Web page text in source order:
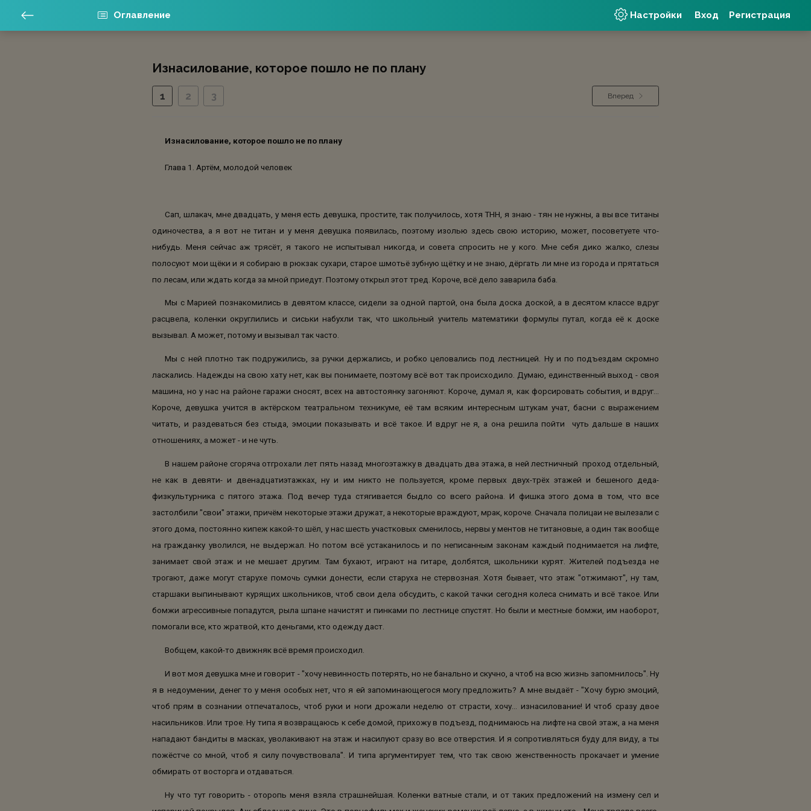
Изнасилование, которое пошло не по плану
1 2 3 Вперед
Изнасилование, которое пошло не по плану
Глава 1. Артём, молодой человек
Сап, шлакач, мне двадцать, у меня есть девушка, простите, так получилось, хотя ТНН, я знаю - тян не нужны, а вы все титаны
одиночества, а я вот не титан и у меня девушка появилась, поэтому изолью здесь свою историю, может, посоветуете что-
нибудь. Меня сейчас аж трясёт, я такого не испытывал никогда, и совета спросить не у кого. Мне себя дико жалко, слезы
полосуют мои щёки и я собираю в рюкзак сухари, старое шмотьё зубную щётку и не знаю, дёргать ли мне из города и прятаться
по лесам, или ждать когда за мной приедут. Поэтому открыл этот тред. Короче, всё дело заварила баба.
Мы с Марией познакомились в девятом классе, сидели за одной партой, она была доска доской, а в десятом классе вдруг
расцвела, коленки округлились и сиськи набухли так, что школьный учитель математики формулы путал, когда её к доске
вызывал. А может, потому и вызывал так часто.
Мы с ней плотно так подружились, за ручки держались, и робко целовались под лестницей. Ну и по подъездам скромно
ласкались. Надежды на свою хату нет, как вы понимаете, поэтому всё вот так происходило. Думаю, единственный выход - своя
машина, но у нас на районе гаражи сносят, всех на автостоянку загоняют. Короче, думал я, как форсировать события, и вдруг...
Короче, девушка учится в актёрском театральном техникуме, её там всяким интересным штукам учат, басни с выражением
читать, и раздеваться без стыда, эмоции показывать и всё такое. И вдруг не я, а она решила пойти
чуть дальше в наших
отношениях, а может - и не чуть.
В нашем районе сгоряча отгрохали лет пять назад многоэтажку в двадцать два этажа, в ней лестничный проход отдельный,
не как в девяти- и двенадцатиэтажках, ну и им никто не пользуется, кроме первых двух-трёх этажей и бешеного деда-
физкультурника с пятого этажа. Под вечер туда стягивается быдло со всего района. И фишка этого дома в том, что все
застолбили "свои" этажи, причём некоторые этажи дружат, а некоторые враждуют, мрак, короче. Сначала полицаи не вылезали с
этого дома, постоянно кипеж какой-то шёл, у нас шесть участковых сменилось, нервы у ментов не титановые, а один так вообще
на гражданку уволился, не выдержал. Но потом всё устаканилось и по неписанным законам каждый поднимается на лифте,
занимает свой этаж и не мешает другим. Там бухают, играют на гитаре, долбятся, школьники курят. Жителей подъезда не
трогают, даже могут старухе помочь сумки донести, если старуха не стервозная. Хотя бывает, что этаж "отжимают", ну там,
старшаки выпинывают курящих школьников, чтоб свои дела обсудить, с какой тачки сегодня колеса снимать и всё такое. Или
бомжи агрессивные попадутся, рыла шпане начистят и пинками по лестнице спустят. Но были и местные бомжи, им наоборот,
помогали все, кто жратвой, кто деньгами, кто одежду даст.
Вобщем, какой-то движняк всё время происходил.
И вот моя девушка мне и говорит - "хочу невинность потерять, но не банально и скучно, а чтоб на всю жизнь запомнилось". Ну
я в недоумении, денег то у меня особых нет, что я ей запоминающегося могу предложить? А мне выдаёт - "Хочу бурю эмоций,
чтоб прям в сознании отпечаталось, чтоб руки и ноги дрожали неделю от страсти, хочу... изнасилование! И чтоб сразу двое
насильников. Или трое. Ну типа я возвращаюсь к себе домой, прихожу в подъезд, поднимаюсь на лифте на свой этаж, а на меня
нападают бандиты в масках, уволакивают на этаж и насилуют сразу во все отверстия. И я сопротивляться буду для виду, а ты
пожёстче со мной, чтоб я силу почувствовала". И типа аргументирует тем, что так свою женственность прокачает и умение
обмирать от восторга и отдаваться.
Ну что тут говорить - оторопь меня взяла страшнейшая. Коленки ватные стали, и от таких предложений на измену сел и
Оглавление Настройки Вход Регистрация